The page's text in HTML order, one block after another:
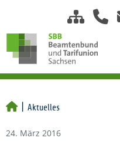
Aktuelles
24. März 2016